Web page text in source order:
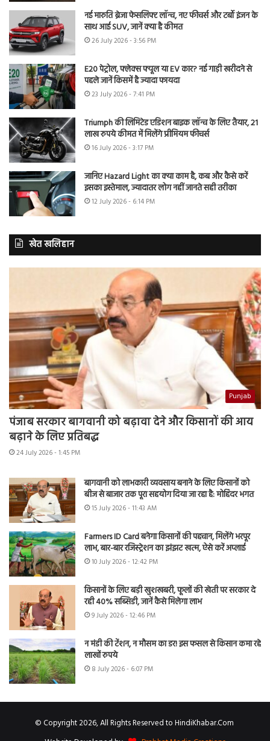
नई मारुति ब्रेजा फेसलिफ्ट लॉन्च, नए फीचर्स और टर्बो इंजन के
साथ आई SUV, जानें क्या है कीमत
26 July 2026 - 3:56 PM
E20 पेट्रोल, फ्लेक्स फ्यूल या EV कार? नई गाड़ी खरीदने से
पहले जानें किसमें है ज्यादा फायदा
23 July 2026 - 7:41 PM
Triumph की लिमिटेड एडिशन बाइक लॉन्च के लिए तैयार, 21
लाख रुपये कीमत में मिलेंगे प्रीमियम फीचर्स
16 July 2026 - 3:17 PM
जानिए Hazard Light का क्या काम है, कब और कैसे करें
इसका इस्तेमाल, ज्यादातर लोग नहीं जानते सही तरीका
12 July 2026 - 6:14 PM
खेत खलिहान
Punjab
पंजाब सरकार बागवानी को बढ़ावा देने और किसानों की आय
बढ़ाने के लिए प्रतिबद्ध
24 July 2026 - 1:45 PM
बागवानी को लाभकारी व्यवसाय बनाने के लिए किसानों को
बीज से बाजार तक पूरा सहयोग दिया जा रहा है: मोहिंदर भगत
15 July 2026 - 11:43 AM
Farmers ID Card बनेगा किसानों की पहचान, मिलेंगे भरपूर
लाभ, बार-बार रजिस्ट्रेशन का झंझट खत्म, ऐसे करें अप्लाई
10 July 2026 - 12:42 PM
किसानों के लिए बड़ी खुशखबरी, फूलों की खेती पर सरकार दे
रही 40% सब्सिडी, जानें कैसे मिलेगा लाभ
9 July 2026 - 12:46 PM
न मंडी की टेंशन, न मौसम का डर! इस फसल से किसान कमा रहे
लाखों रुपये
8 July 2026 - 6:07 PM
© Copyright 2026, All Rights Reserved to HindiKhabar.Com